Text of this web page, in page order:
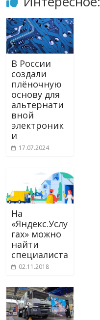
В России
создали
плёночную
основу для
альтернати
вной
электроник
и
17.07.2024
На
«Яндекс.Услу
гах» можно
найти
специалиста
02.11.2018